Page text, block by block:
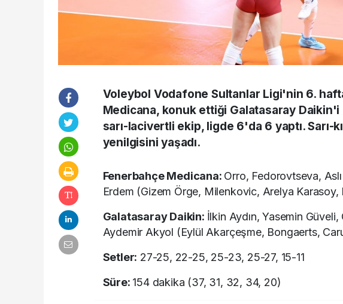
Voleybol Vodafone Sultanlar Ligi'nin 6.
Medicana, konuk ettiği Galatasaray
sarı-lacivertli ekip, ligde 6'da 6 yaptı. Sarı-
yenilgisini yaşadı.
Fenerbahçe Medicana: Orro, Fedorovtseva,
Erdem (Gizem Örge, Milenkovic, Arelya Karasoy,
Galatasaray Daikin: İlkin Aydın, Yasemin
Aydemir Akyol (Eylül Akarçeşme, Bongaerts,
Setler: 27-25, 22-25, 25-23, 25-27, 15-11
Süre: 154 dakika (37, 31, 32, 34, 20)